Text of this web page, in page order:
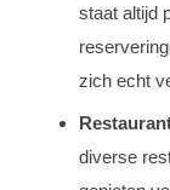
staat altijd
zich echt
diverse